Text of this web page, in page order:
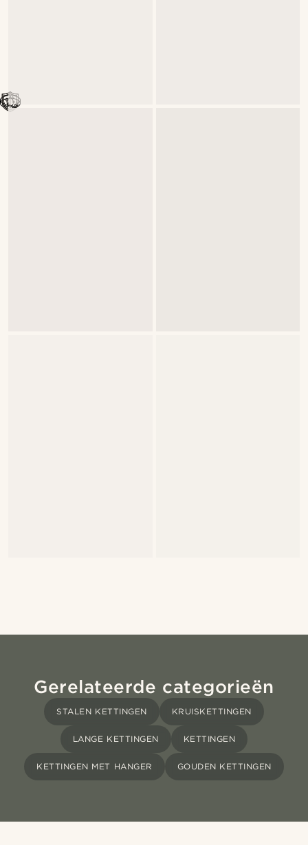
Gerelateerde categorieën
STALEN KETTINGEN KRUISKETTINGEN
LANGE KETTINGEN KETTINGEN
KETTINGEN MET HANGER GOUDEN KETTINGEN